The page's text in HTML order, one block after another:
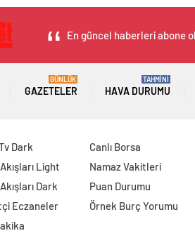
En güncel haberleri abone
GAZETELER
GÜNLÜK
HAVA DURUMU
TAHMİNİ
Dark
Light
Dark
Eczaneler
Canlı Borsa
Namaz Vakitleri
Puan Durumu
Örnek Burç Yorumu